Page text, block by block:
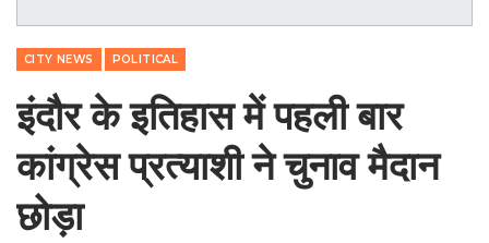
CITY NEWS POLITICAL
इंदौर के इतिहास में पहली बार
कांग्रेस प्रत्याशी ने चुनाव मैदान
छोड़ा